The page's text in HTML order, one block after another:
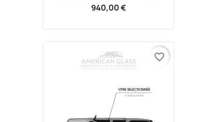
940,00 €
favorite_border